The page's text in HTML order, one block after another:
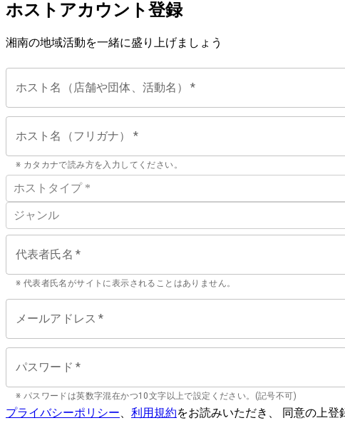
ホストアカウント登録
湘南の地域活動を一緒に盛り上げましょう
ホスト名（店舗や団体、活動名） *
ホスト名（フリガナ） *
※ カタカナで読み方を入力してください。
ホストタイプ *
ジャンル
代表者氏名 *
※ 代表者氏名がサイトに表示されることはありません。
メールアドレス *
パスワード *
※ パスワードは英数字混在かつ10文字以上で設定ください。(記号不可)
プライバシーポリシー 利用規約をお読みいただき、 同意の上登